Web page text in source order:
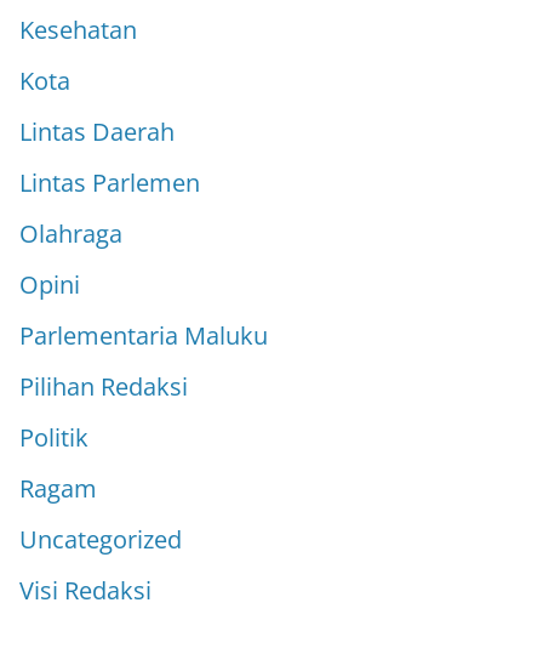
Kesehatan
Kota
Lintas Daerah
Lintas Parlemen
Olahraga
Opini
Parlementaria Maluku
Pilihan Redaksi
Politik
Ragam
Uncategorized
Visi Redaksi